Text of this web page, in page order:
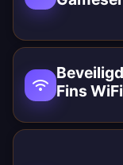
Beveiligd
Fins WiFi